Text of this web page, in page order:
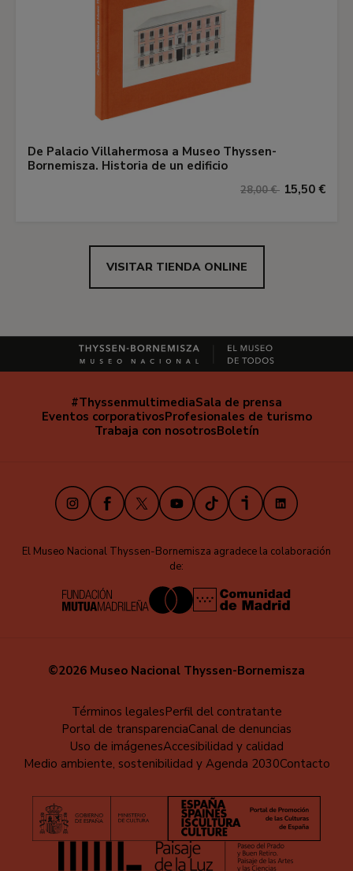
De Palacio Villahermosa a Museo Thyssen-
Bornemisza. Historia de un edificio
28,00 € 15,50 €
VISITAR TIENDA ONLINE
Navegación
secundaria
#ThyssenmultimediaSala de prensa
Eventos corporativosProfesionales de turismo
Trabaja con nosotrosBoletín
InstagramFacebook
X YoutubeTikTokiVooxLinkedIn
El Museo Nacional Thyssen-Bornemisza agradece la colaboración
de:
©2026 Museo Nacional Thyssen-Bornemisza
pie
Términos legalesPerfil del contratante
Portal de transparenciaCanal de denuncias
Uso de imágenesAccesibilidad y calidad
Medio ambiente, sostenibilidad y Agenda 2030Contacto